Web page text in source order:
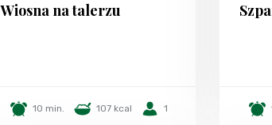
Wiosna na talerzu
10 min. 107 kcal 1